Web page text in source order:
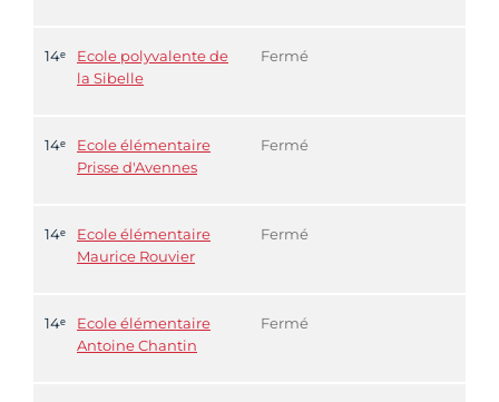
14ᵉ
Ecole polyvalente de
la Sibelle
Fermé
14ᵉ
Ecole élémentaire
Prisse d'Avennes
Fermé
14ᵉ
Ecole élémentaire
Maurice Rouvier
Fermé
14ᵉ
Ecole élémentaire
Antoine Chantin
Fermé